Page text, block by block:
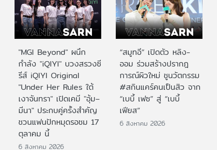
"MGI Beyond" ผนึก
กำลัง "iQIYI" บวงสรวงซี
รีส์ iQIYI Original
"Under Her Rules ใต้
เงาจันทรา" เปิดเคมี "อุ้ม–
มีนา" ประกบคู่ครั้งสำคัญ
ชวนแฟนปักหมุดรอชม 17
ตุลาคม นี้
6 สิงหาคม 2026
“สมูทอี” เปิดตัว หลิง-
ออม ร่วมสร้างปรากฎ
การณ์ผิวใหม่ ชูนวัตกรรม
#สกินแคร์คนเป็นสิว จาก
“เบบี้ เฟซ” สู่ “เบบี้
เฟียส”
6 สิงหาคม 2026